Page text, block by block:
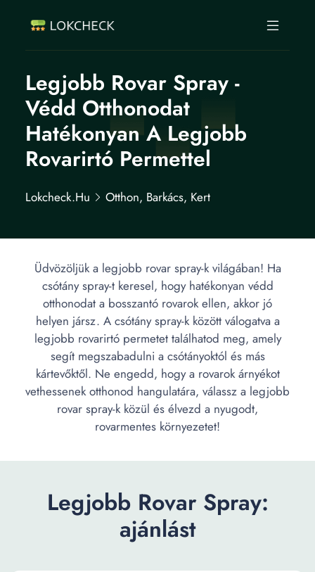
Legjobb Rovar Spray -
Védd Otthonodat
Hatékonyan A Legjobb
Rovarirtó Permettel
Lokcheck.hu Otthon, Barkács, Kert
Üdvözöljük a legjobb rovar spray-k világában! Ha
csótány spray-t keresel, hogy hatékonyan védd
otthonodat a bosszantó rovarok ellen, akkor jó
helyen jársz. A csótány spray-k között válogatva a
legjobb rovarirtó permetet találhatod meg, amely
segít megszabadulni a csótányoktól és más
kártevőktől. Ne engedd, hogy a rovarok árnyékot
vethessenek otthonod hangulatára, válassz a legjobb
rovar spray-k közül és élvezd a nyugodt,
rovarmentes környezetet!
Legjobb Rovar Spray:
ajánlást